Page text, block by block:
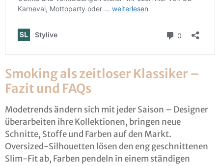
Smoking als zeitloser Klassiker –
Fazit und FAQs
Modetrends ändern sich mit jeder Saison – Designer
überarbeiten ihre Kollektionen, bringen neue
Schnitte, Stoffe und Farben auf den Markt.
Oversized-Silhouetten lösen den eng geschnittenen
Slim-Fit ab, Farben pendeln in einem ständigen